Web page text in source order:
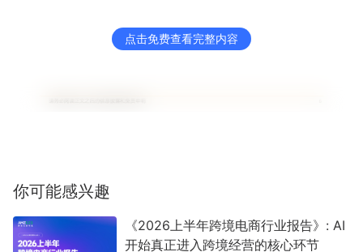
点击免费查看完整内容
你可能感兴趣
《2026上半年跨境电商行业报告》: AI
开始真正进入跨境经营的核心环节